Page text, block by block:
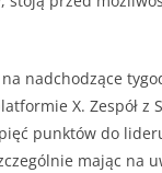
nadchodzące
X. Zespół z
punktów do
mając na